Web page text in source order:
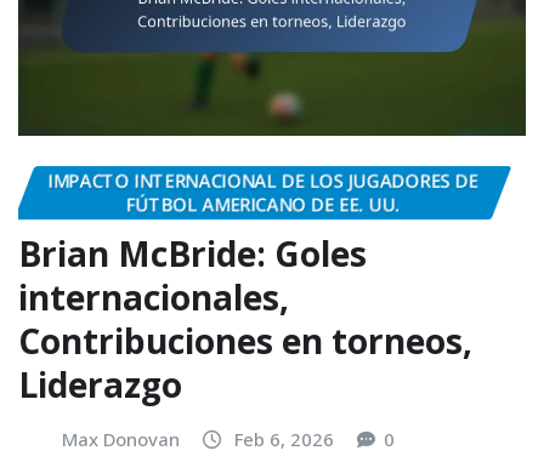
IMPACTO INTERNACIONAL DE LOS JUGADORES DE
FÚTBOL AMERICANO DE EE. UU.
Brian McBride: Goles
internacionales,
Contribuciones en torneos,
Liderazgo
Max Donovan Feb 6, 2026 0